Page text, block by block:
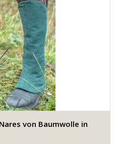
von Baumwolle in